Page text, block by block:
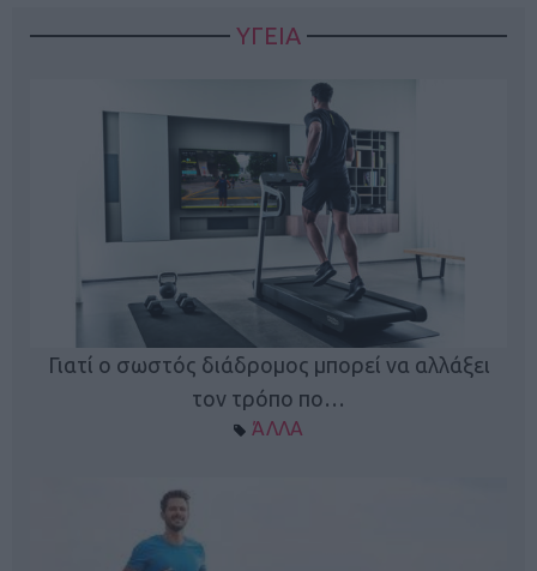
ΥΓΕΙΑ
Γιατί ο σωστός διάδρομος μπορεί να αλλάξει
τον τρόπο πο…
ΆΛΛΑ